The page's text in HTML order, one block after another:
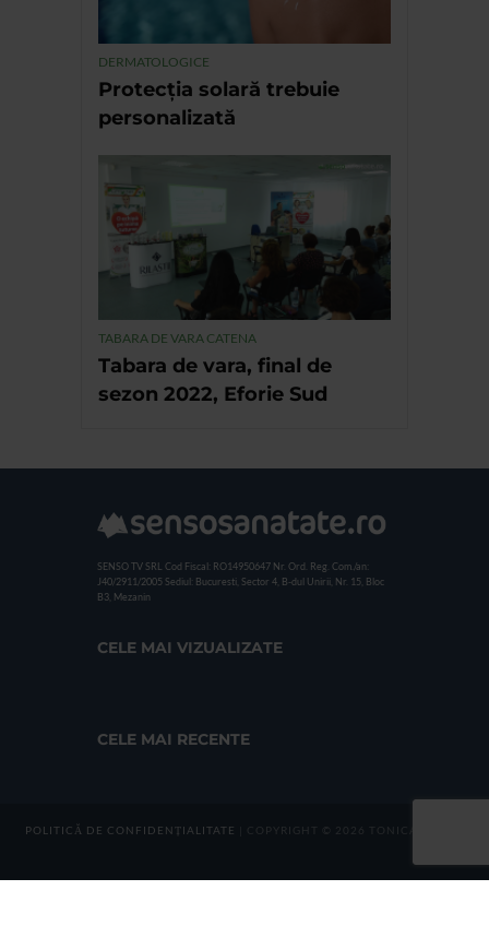
DERMATOLOGICE
Protecția solară trebuie
personalizată
TABARA DE VARA CATENA
Tabara de vara, final de
sezon 2022, Eforie Sud
SENSO TV SRL Cod Fiscal: RO14950647 Nr. Ord. Reg. Com./an:
J40/2911/2005 Sediul: Bucuresti, Sector 4, B-dul Unirii, Nr. 15, Bloc
B3, Mezanin
CELE MAI VIZUALIZATE
CELE MAI RECENTE
POLITICĂ DE CONFIDENȚIALITATE | COPYRIGHT © 2026 TONICA GROUP